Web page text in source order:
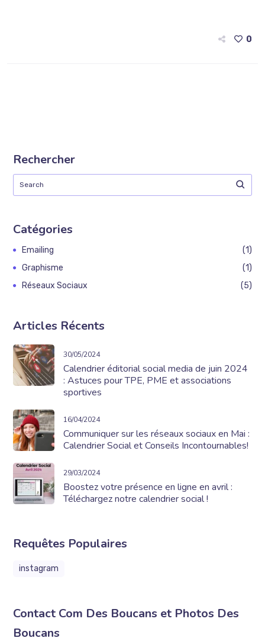
0
Rechercher
Catégories
Emailing
1
Graphisme
1
Réseaux Sociaux
5
Articles Récents
30/05/2024
Calendrier éditorial social media de juin 2024
: Astuces pour TPE, PME et associations
sportives
16/04/2024
Communiquer sur les réseaux sociaux en Mai :
Calendrier Social et Conseils Incontournables!
29/03/2024
Boostez votre présence en ligne en avril :
Téléchargez notre calendrier social !
Requêtes Populaires
instagram
Contact Com Des Boucans et Photos Des
Boucans